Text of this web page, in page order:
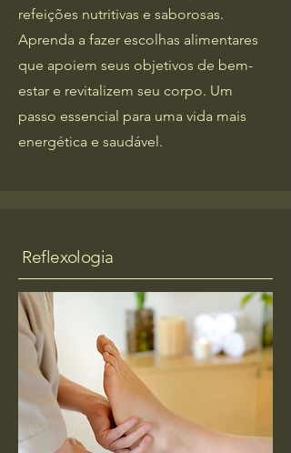
refeições nutritivas e saborosas.
Aprenda a fazer escolhas alimentares
que apoiem seus objetivos de bem-
estar e revitalizem seu corpo. Um
passo essencial para uma vida mais
energética e saudável.
Reflexologia